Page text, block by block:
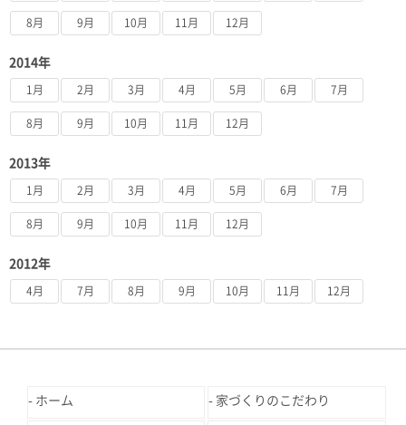
8月 9月 10月 11月 12月
2014年
1月 2月 3月 4月 5月 6月 7月
8月 9月 10月 11月 12月
2013年
1月 2月 3月 4月 5月 6月 7月
8月 9月 10月 11月 12月
2012年
4月 7月 8月 9月 10月 11月 12月
ホーム 家づくりのこだわり